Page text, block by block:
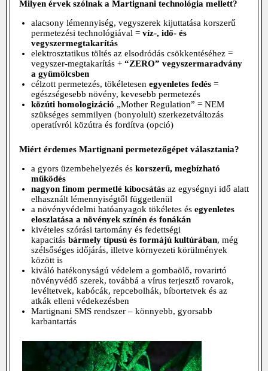
Milyen érvek szólnak a Martignani technológia mellett?
alacsony lémennyiség, vegyszerek kijuttatása korszerű
permetezési technológiával = víz-, idő- és
vegyszermegtakarítás
elektrosztatikus töltés az elsodródás csökkentéséhez =
vegyszer-megtakarítás + “ZERO” vegyszermaradvány
a gyümölcsben
célzott permetezés, tökéletesen egyenletes fedés =
egészségesebb növény, kevesebb permetezés
közúti homologizáció „Mother Regulation” = NEM
szükséges semmilyen (bonyolult) szerkezetváltozás
operatívról közútra és fordítva (opció)
Miért érdemes Martignani permetezőgépet választania?
a gyors üzembehelyezés és korszerű, megbízható
működés
nagyon finom permetlé kibocsátás az egységnyi idő alatt
elhasznált lémennyiségtől függetlenül
a növényvédelmi hatóanyagok tökéletes és egyenletes
eloszlatása a növények színén és fonákán
kivételes szórási tartomány és fedettségi
kapacitás bármely típusú és formájú kultúrában, még
szélsőséges időjárás, illetve környezeti körülmények
között is
kiváló hatékonyságú védelem a gombaölő, rovarirtó
növényvédő szerek, továbbá a vírus terjesztő rovarok,
levéltetvek, kabócák, repcebolhák, bíbortetvek és az
atkák elleni védekezésben
Martignani SMS rendszer – könnyebb, gyorsabb
karbantartás